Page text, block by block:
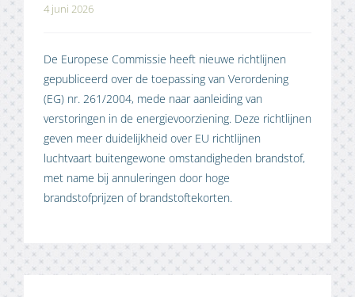
4 juni 2026
De Europese Commissie heeft nieuwe richtlijnen
gepubliceerd over de toepassing van Verordening
(EG) nr. 261/2004, mede naar aanleiding van
verstoringen in de energievoorziening. Deze richtlijnen
geven meer duidelijkheid over EU richtlijnen
luchtvaart buitengewone omstandigheden brandstof,
met name bij annuleringen door hoge
brandstofprijzen of brandstoftekorten.